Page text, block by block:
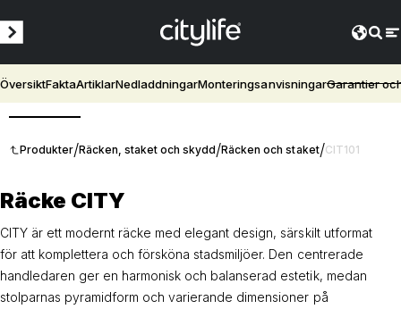
ÖversiktFaktaArtiklarNedladdningarMonteringsanvisningarGarantier
Produkter/Räcken, staket och skydd/Räcken och staket/CIT101
Räcke CITY
CITY är ett modernt räcke med elegant design, särskilt utformat
för att komplettera och försköna stadsmiljöer. Den centrerade
handledaren ger en harmonisk och balanserad estetik, medan
stolparnas pyramidform och varierande dimensioner på